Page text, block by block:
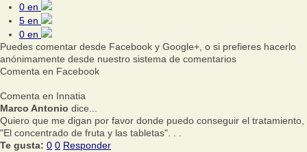
0 en
5 en
0 en
Puedes comentar desde Facebook y Google+, o si prefieres hacerlo
anónimamente desde nuestro sistema de comentarios
Comenta en Facebook
Comenta en Innatia
Marco Antonio dice...
Quiero que me digan por favor donde puedo conseguir el tratamiento,
"El concentrado de fruta y las tabletas". . .
Te gusta: 0 0 Responder